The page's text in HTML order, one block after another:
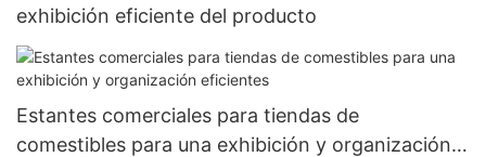
exhibición eficiente del producto
Estantes comerciales para tiendas de
comestibles para una exhibición y organización